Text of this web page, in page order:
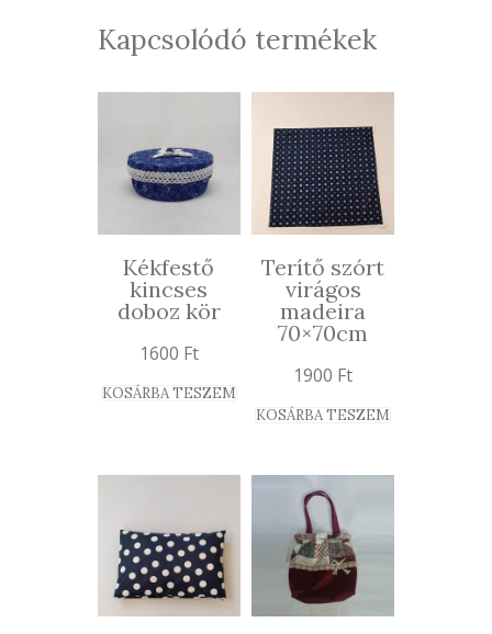
Kapcsolódó termékek
Kékfestő
kincses
doboz kör
1600 Ft
KOSÁRBA TESZEM
Terítő szórt
virágos
madeira
70×70cm
1900 Ft
KOSÁRBA TESZEM